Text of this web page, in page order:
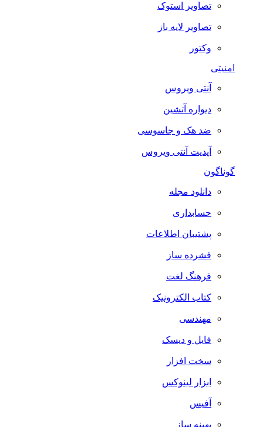
تصاویر استوک
تصاویر لایه باز
وکتور
آنتی ویروس
دیواره آتشین
ضد هک و جاسوسی
آپدیت آنتی ویروس
گوناگون
دانلود مجله
حسابداری
پشتیبان اطلاعات
فشرده ساز
فرهنگ لغت
کتاب الکترونیک
مهندسی
فایل و دیسک
سخت افزار
ابزار لینوکس
آفیس
بهینه ساز